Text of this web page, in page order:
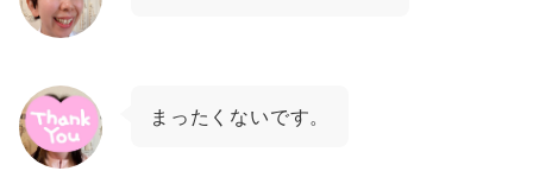
まったくないです。